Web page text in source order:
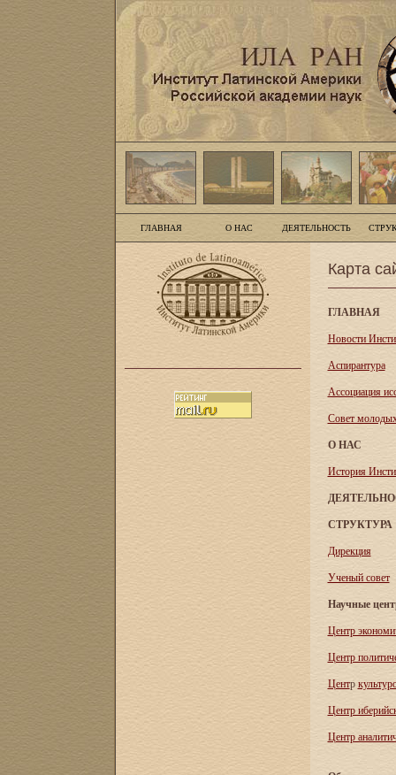
ГЛАВНАЯ О НАС ДЕЯТЕЛЬНОСТЬ
Карта
ГЛАВНАЯ
Новости
Аспирантура
Асcоциация
Совет
О НАС
История
СТРУКТУРА
Дирекция
Ученый совет
Научные
Центр
Центр
Центр
Центр
Центр